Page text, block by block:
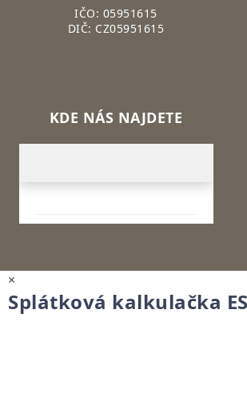
IČO: 05951615
DIČ: CZ05951615
KDE NÁS NAJDETE
×
Splátková kalkulačka